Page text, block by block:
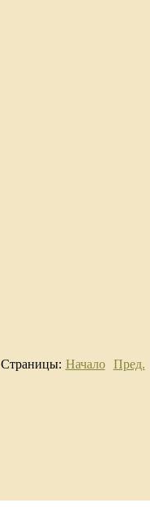
Страницы: Начало Пред.